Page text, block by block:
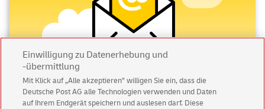
Abonnieren Sie unseren Newsletter
Einwilligung zu Datenerhebung und
-übermittlung
Mit Klick auf „Alle akzeptieren” willigen Sie ein, dass die
Deutsche Post AG alle Technologien verwenden und Daten
auf Ihrem Endgerät speichern und auslesen darf. Diese